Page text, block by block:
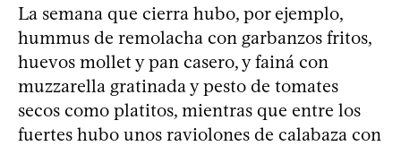
La semana que cierra hubo, por ejemplo,
hummus de remolacha con garbanzos fritos,
huevos mollet y pan casero, y fainá con
muzzarella gratinada y pesto de tomates
secos como platitos, mientras que entre los
fuertes hubo unos raviolones de calabaza con